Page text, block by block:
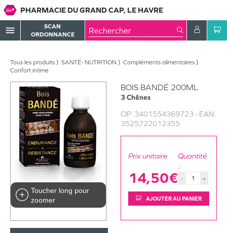
PHARMACIE DU GRAND CAP, LE HAVRE
menu
SCAN
ORDONNANCE
Tous les produits SANTÉ- NUTRITION
Compléments alimentaires
Confort intime
Toucher long pour
zoomer
BOIS BANDÉ 200ML
3 Chênes
CIP: 3401554369723 - EAN:
3525722012355
Prix unitaire
14,50€
Quantité
:
- +
AJOUTER AU PANIER